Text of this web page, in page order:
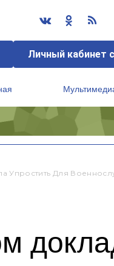
Личный кабинет
Упростить Для